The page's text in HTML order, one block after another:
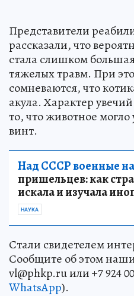
Представители
рассказали, что
стала слишком
тяжелых травм. При
сомневаются, что
акула. Характер
то, что животное
винт.
Над СССР военные
пришельцев: как
искала и изучала
НАУКА
Стали свидетелем
Сообщите об этом
vl@phkp.ru или +7 924
WhatsApp).